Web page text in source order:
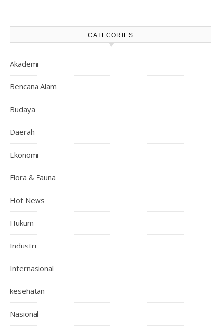
CATEGORIES
Akademi
Bencana Alam
Budaya
Daerah
Ekonomi
Flora & Fauna
Hot News
Hukum
Industri
Internasional
kesehatan
Nasional